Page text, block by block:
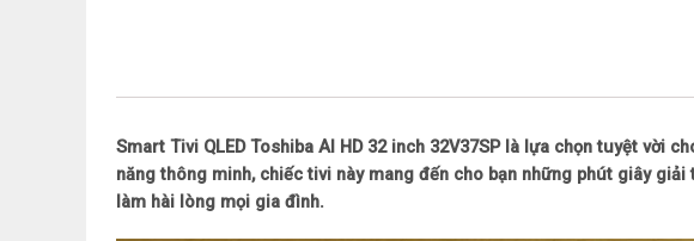
Smart Tivi QLED Toshiba AI HD 32 inch 32V37SP là lựa chọn tuyệt vời
năng thông minh, chiếc tivi này mang đến cho bạn những phút giây
làm hài lòng mọi gia đình.